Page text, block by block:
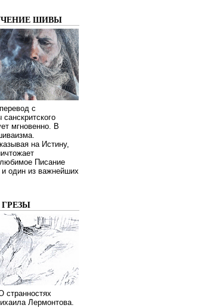
ШИВЫ
с
мгновенно. В
на Истину,
Писание
один из важнейших
странностях
Лермонтова.